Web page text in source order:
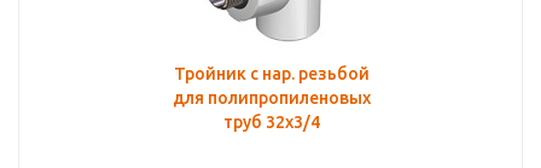
Тройник с нар. резьбой
для полипропиленовых
труб 32х3/4